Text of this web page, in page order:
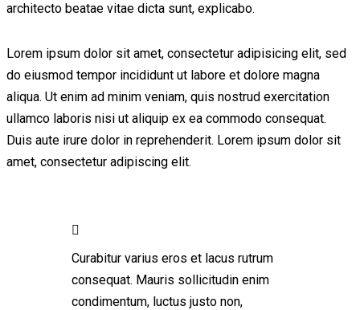
architecto beatae vitae dicta sunt, explicabo.
Lorem ipsum dolor sit amet, consectetur adipisicing elit, sed
do eiusmod tempor incididunt ut labore et dolore magna
aliqua. Ut enim ad minim veniam, quis nostrud exercitation
ullamco laboris nisi ut aliquip ex ea commodo consequat.
Duis aute irure dolor in reprehenderit. Lorem ipsum dolor sit
amet, consectetur adipiscing elit.
Curabitur varius eros et lacus rutrum
consequat. Mauris sollicitudin enim
condimentum, luctus justo non,